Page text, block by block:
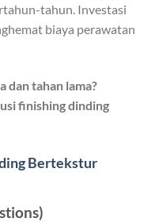
tahun. Investasi
biaya perawatan
dan tahan lama?
finishing dinding
Bertekstur